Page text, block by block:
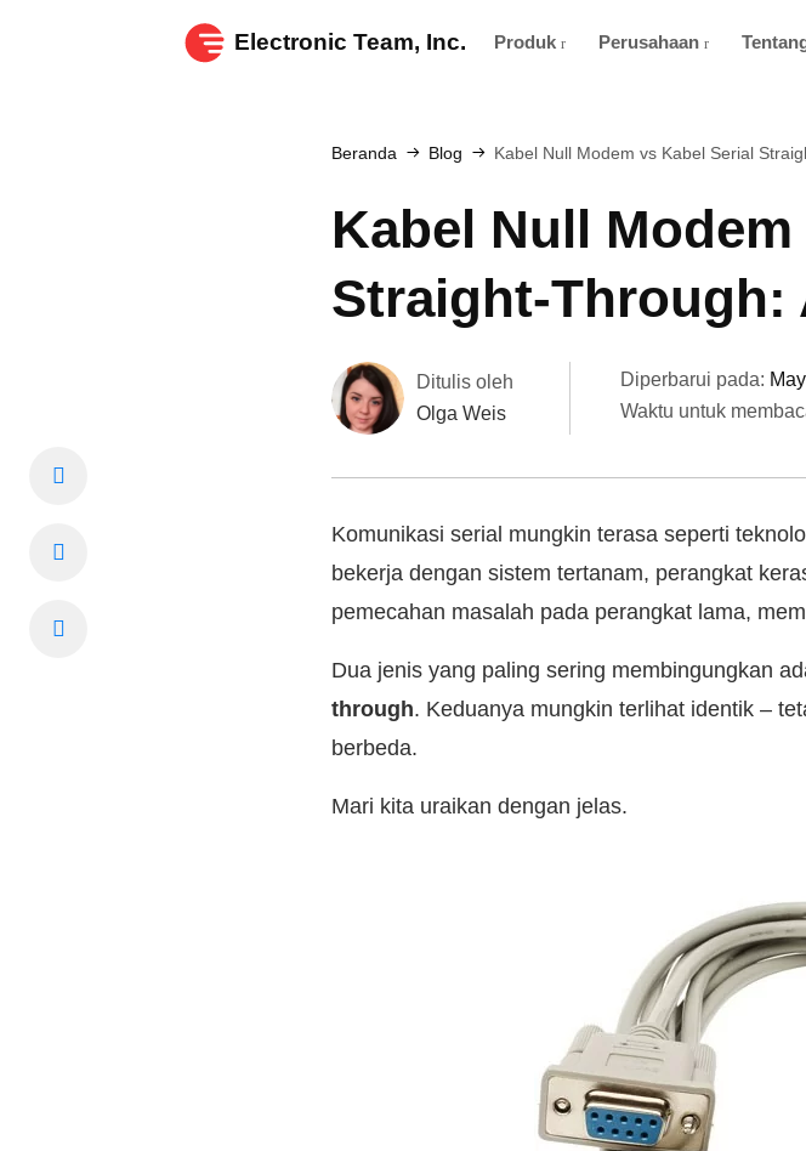
Electronic Team, Inc. Produk Perusahaan
Beranda Blog Kabel Null Modem vs Kabel Serial
Kabel Null
Straight-Through:
Ditulis oleh
Olga Weis
Diperbarui pada:
Waktu untuk
Komunikasi serial mungkin terasa seperti
bekerja dengan sistem tertanam, perangkat
pemecahan masalah pada perangkat lama,
Dua jenis yang paling sering membingungkan
through. Keduanya mungkin terlihat identik –
berbeda.
Mari kita uraikan dengan jelas.